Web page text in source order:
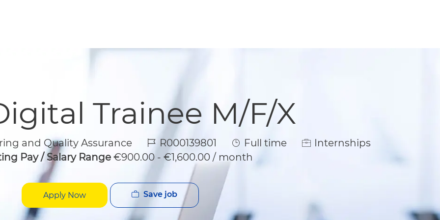
Trainee M/F/X
and Quality Assurance Job Id
R000139801 Job Type
Full time
Internships
Pay / Salary Range €900.00 - €1,600.00 / month
Apply Now Save job